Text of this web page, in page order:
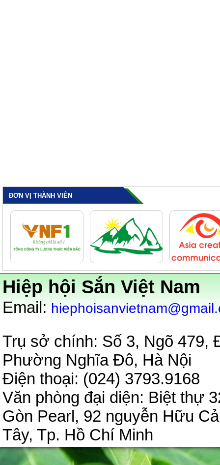
ĐƠN VỊ THÀNH VIÊN
Hiệp hội Sắn Việt Nam
Email:
Trụ sở chính: Số 3, Ngõ 479,
Phường Nghĩa Đô, Hà Nội
Điện thoại: (024)
Văn phòng đại diện: Biệt thự
Gòn Pearl, 92 nguyễn Hữu
Tây, Tp. Hồ Chí Minh